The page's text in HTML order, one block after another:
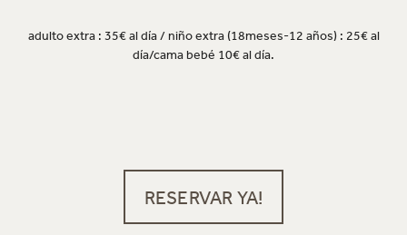
adulto extra : 35€ al día / niño extra (18meses-12 años) : 25€ al
día/cama bebé 10€ al día.
RESERVAR YA!